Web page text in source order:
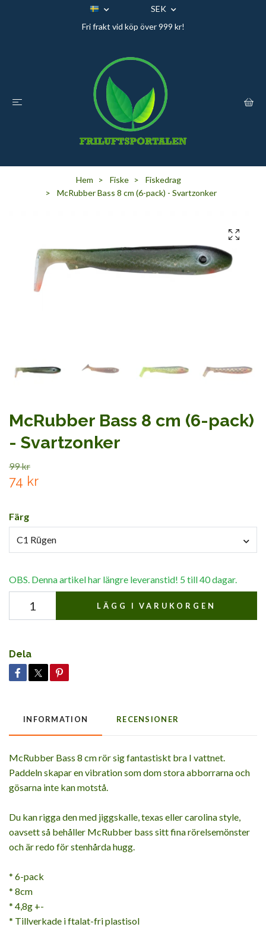
SEK
Fri frakt vid köp över 999 kr!
Hem Fiske
Fiskedrag
McRubber Bass 8 cm (6-pack) - Svartzonker
McRubber Bass 8 cm (6-pack)
- Svartzonker
99 kr
74 kr
Färg
C1 Rūgen
OBS. Denna artikel har längre leveranstid! 5 till 40 dagar.
LÄGG I VARUKORGEN
Dela
INFORMATION RECENSIONER
McRubber Bass 8 cm rör sig fantastiskt bra I vattnet.
Paddeln skapar en vibration som dom stora abborrarna och
gösarna inte kan motstå.
Du kan rigga den med jiggskalle, texas eller carolina style,
oavsett så behåller McRubber bass sitt fina rörelsemönster
och är redo för stenhårda hugg.
* 6-pack
* 8cm
* 4,8g +-
* Tillverkade i ftalat-fri plastisol